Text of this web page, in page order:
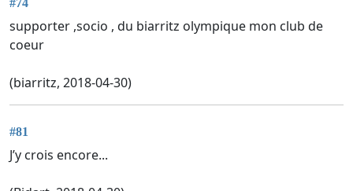
#74
supporter ,socio , du biarritz olympique mon club de
coeur
(biarritz, 2018-04-30)
#81
J’y crois encore...